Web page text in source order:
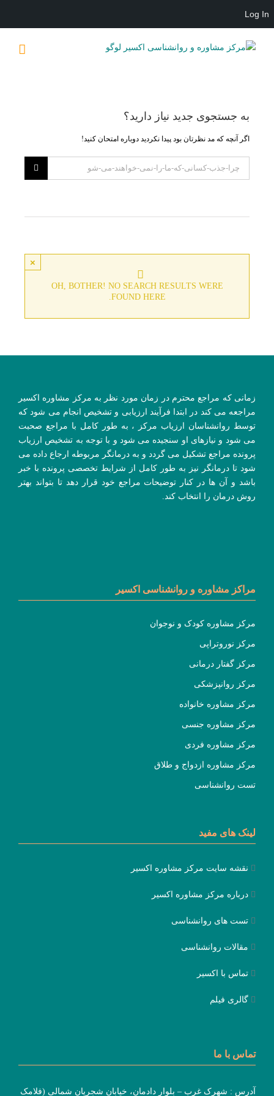
Log In
به جستجوی جديد نياز داريد؟
اگر آنچه که مد نظرتان بود پیدا نکردید دوباره امتحان کنید!
×
OH, BOTHER! NO SEARCH RESULTS WERE
FOUND HERE.
زمانی که مراجع محترم در زمان مورد نظر به مرکز مشاوره اکسیر
مراجعه می کند در ابتدا فرآیند ارزیابی و تشخیص انجام می شود که
توسط روانشناسان ارزیاب مرکز ، به طور کامل با مراجع صحبت
می شود و نیازهای او سنجیده می شود و با توجه به تشخیص ارزیاب
پرونده مراجع تشکیل می گردد و به درمانگر مربوطه ارجاع داده می
شود تا درمانگر نیز به طور کامل از شرایط تخصصی پرونده با خبر
باشد و آن ها در کنار توضیحات مراجع خود قرار دهد تا بتواند بهتر
روش درمان را انتخاب کند.
مراکز مشاوره و روانشناسی اکسیر
مرکز مشاوره کودک و نوجوان
مرکز نوروتراپی
مرکز گفتار درمانی
مرکز روانپزشکی
مرکز مشاوره خانواده
مرکز مشاوره جنسی
مرکز مشاوره فردی
مرکز مشاوره ازدواج و طلاق
تست روانشناسی
لینک های مفید
نقشه سایت مرکز مشاوره اکسیر
درباره مرکز مشاوره اکسیر
تست های روانشناسی
مقالات روانشناسی
تماس با اکسیر
گالری فیلم
تماس با ما
آدرس : شهرک غرب – بلوار دادمان، خیابان شجریان شمالی (فلامک